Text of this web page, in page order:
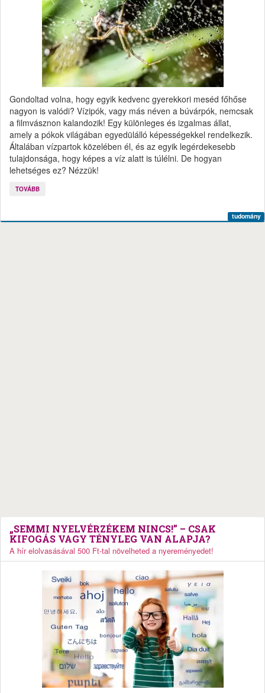
Gondoltad volna, hogy egyik kedvenc gyerekkori meséd főhőse
nagyon is valódi? Vízipók, vagy más néven a búvárpók, nemcsak
a filmvásznon kalandozik! Egy különleges és izgalmas állat,
amely a pókok világában egyedülálló képességekkel rendelkezik.
Általában vízpartok közelében él, és az egyik legérdekesebb
tulajdonsága, hogy képes a víz alatt is túlélni. De hogyan
lehetséges ez? Nézzük!
TOVÁBB
tudomány
„SEMMI NYELVÉRZÉKEM NINCS!” – CSAK
KIFOGÁS VAGY TÉNYLEG VAN ALAPJA?
A hír elolvasásával 500 Ft-tal növelheted a nyereményedet!